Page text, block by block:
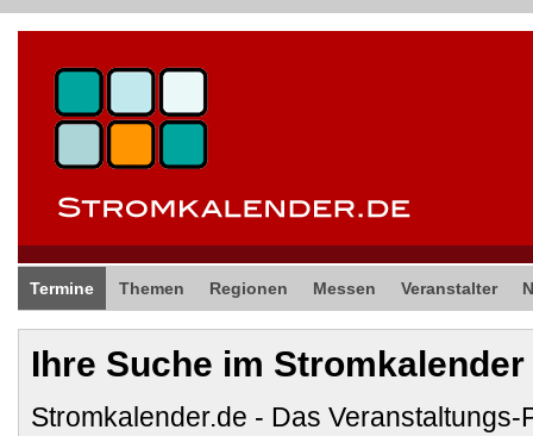
Termine Themen Regionen Messen Veranstalter
Ihre Suche im Stromkalender
Stromkalender.de - Das Veranstaltungs-